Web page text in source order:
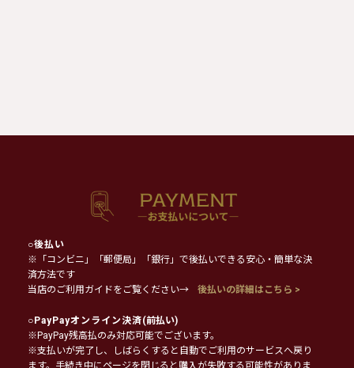
○後払い
※「コンビニ」「郵便局」「銀行」で後払いできる安心・簡単な決
済方法です
当店のご利用ガイドをご覧ください→
後払いの詳細はこちら >
○PayPayオンライン決済(前払い)
※PayPay残高払のみ対応可能でございます。
※支払いが完了し、しばらくすると自動でご利用のサービスへ戻り
ます。手続き中にページを閉じると購入が失敗する可能性がありま